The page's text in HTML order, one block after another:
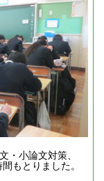
・小論文対策、
もとりました。